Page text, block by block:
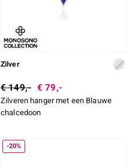
Zilver
€ 149,- € 79,-
Zilveren hanger met een Blauwe
chalcedoon
-20%